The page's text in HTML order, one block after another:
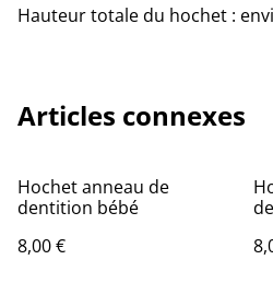
Hauteur totale du hochet :
Articles connexes
Hochet anneau de
dentition bébé
8,00 €